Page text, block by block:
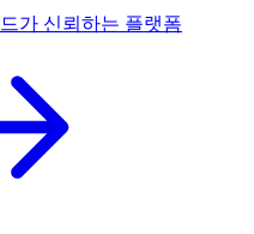
가 신뢰하는 플랫폼